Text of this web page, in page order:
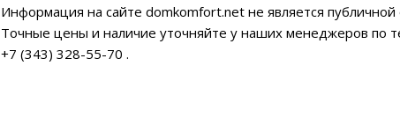
Информация на сайте domkomfort.net не является
Точные цены и наличие уточняйте у наших менеджеров по
+7 (343) 328-55-70 .